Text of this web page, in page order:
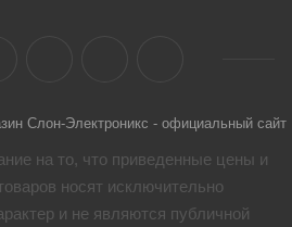
Слон-Электроникс - официальный сайт
на то, что приведенные цены и
носят исключительно
и не являются публичной